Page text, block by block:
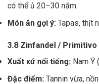
có thể ủ 20–30 năm.
Món ăn gợi ý: Tapas, thịt
3.8 Zinfandel / Primitivo
Xuất xứ nổi tiếng: Nam
Đặc điểm: Tannin vừa,